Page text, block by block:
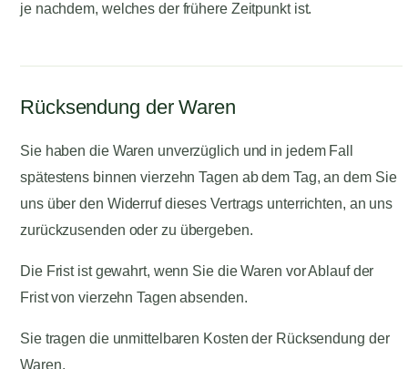
je nachdem, welches der frühere Zeitpunkt ist.
Rücksendung der Waren
Sie haben die Waren unverzüglich und in jedem Fall
spätestens binnen vierzehn Tagen ab dem Tag, an dem Sie
uns über den Widerruf dieses Vertrags unterrichten, an uns
zurückzusenden oder zu übergeben.
Die Frist ist gewahrt, wenn Sie die Waren vor Ablauf der
Frist von vierzehn Tagen absenden.
Sie tragen die unmittelbaren Kosten der Rücksendung der
Waren.